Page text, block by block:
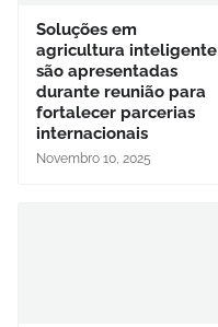
Soluções em
agricultura inteligente
são apresentadas
durante reunião para
fortalecer parcerias
internacionais
Novembro 10, 2025